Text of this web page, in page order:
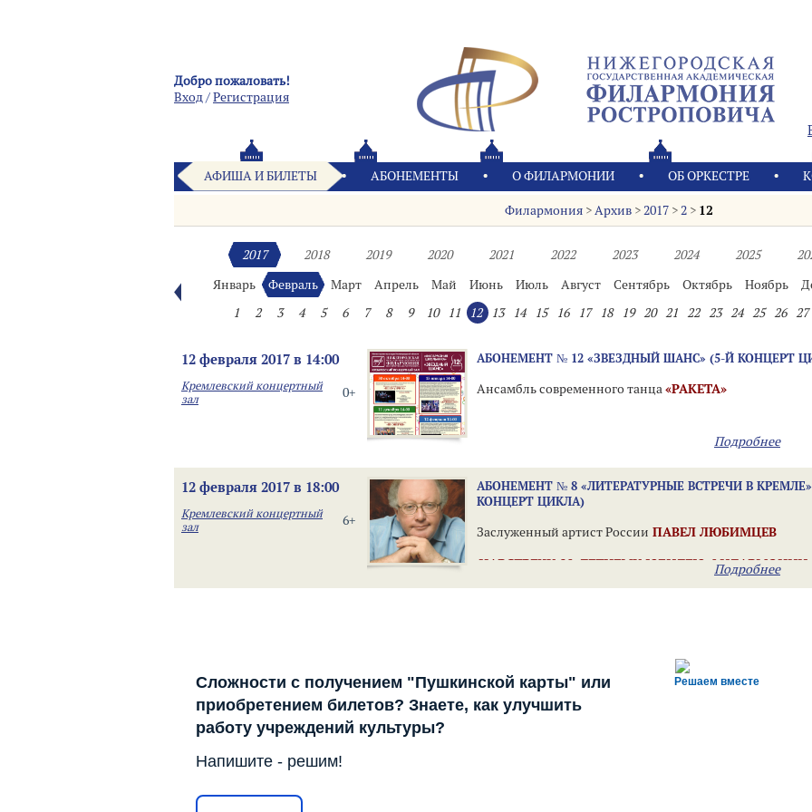
Добро пожаловать!
Вход/Pегистрация
АФИША И БИЛЕТЫ АБОНЕМЕНТЫ О ФИЛАРМОНИИ OБ ОРКЕСТРЕ
Филармония >Архив >2017 >2 > 12
2017 2018 2019 2020 2021 2022 2023 2024 2025
Январь
Февраль Март Апрель Май Июнь Июль Август Сентябрь Октябрь Ноябрь
1
2 3 4 5 6 7 8 9 10 11 12 13 14 15 16 17 18 19 20 21 22 23 24 25 26 27
12 февраля 2017 в 14:00
0+
Кремлевский концертный
зал
АБОНЕМЕНТ № 12 «ЗВЕЗДНЫЙ ШАНС» (5-Й КОНЦЕРТ
Ансамбль современного танца«РАКЕТА»
Подробнее
12 февраля 2017 в 18:00
6+
Кремлевский концертный
зал
АБОНЕМЕНТ № 8 «ЛИТЕРАТУРНЫЕ ВСТРЕЧИ В
КОНЦЕРТ ЦИКЛА)
Заслуженный артист России ПАВЕЛ
НАВСТРЕЧУ 80-ЛЕТНЕМУ ЮБИЛЕЮ ФИЛАРМОНИИ
Подробнее
Решаем вместе
Сложности с получением "Пушкинской карты" или
приобретением билетов? Знаете, как улучшить
работу учреждений культуры?
Напишите - решим!